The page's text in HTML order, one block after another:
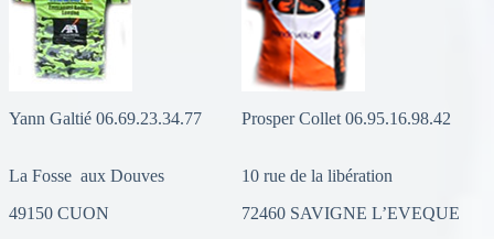
Yann Galtié 06.69.23.34.77 Prosper Collet 06.95.16.98.42
La Fosse aux Douves
10 rue de la libération
49150 CUON
72460 SAVIGNE L’EVEQUE